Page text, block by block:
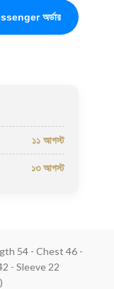
অর্ডার
১১ আগস্ট
১৩ আগস্ট
54 - Chest 46 -
- Sleeve 22